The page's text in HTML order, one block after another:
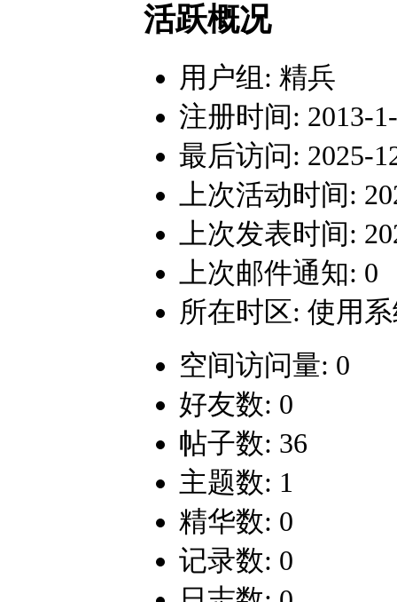
活跃概况
用户组: 精兵
注册时间: 2013-
最后访问: 2025-
上次活动时间:
上次发表时间:
上次邮件通知: 0
所在时区: 使用
空间访问量: 0
好友数: 0
帖子数: 36
主题数: 1
精华数: 0
记录数: 0